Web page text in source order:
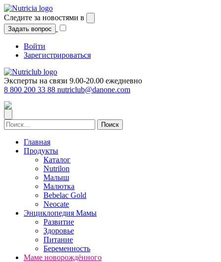
Перейти
к
содержимому
Следите за новостями в
Задать вопрос
Войти
Зарегистрироваться
Эксперты на связи 9.00-20.00 ежедневно
8 800 200 33 88 nutriclub@danone.com
Найти:
Главная
Продукты
Каталог
Nutrilon
Малыш
Малютка
Bebelac Gold
Neocate
Энциклопедия Мамы
Развитие
Здоровье
Питание
Беременность
Маме новорождённого